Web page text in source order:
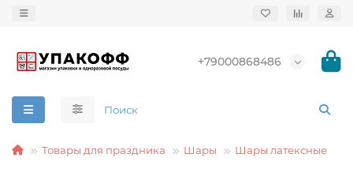
+79000868486
Товары для праздника Шары Шары латексные